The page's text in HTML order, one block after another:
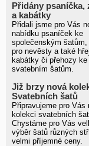
Přidány psaníčka,
a kabátky
Přidali jsme pro Vás
nabídku psaníček ke
společenským šatům,
pro nevěsty a také
kabátky či přehozy ke
svatebním šatům.
Již brzy nová
Svatebních šatů
Připravujeme pro Vás
kolekci svatebních
Chystáme pro Vás
výběr šatů různých
velmi příjemné ceny.